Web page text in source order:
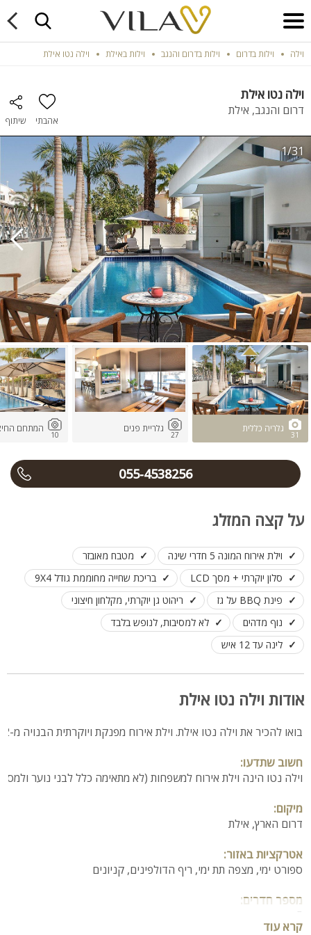
וילה וילות בדרום וילות בדרום והנגב וילות באילת וילה נטו אילת
וילה נטו אילת
דרום והנגב, אילת
אהבתי שיתוף
1/31
31
גלריה כללית
27
גלריית פנים
10
המתחם
055-4538256
על קצה המזלג
וילת אירוח המונה 5 חדרי שינה
מטבח מאובזר
סלון יוקרתי + מסך LCD
בריכת שחייה מחוממת גודל 9X4
פינת BBQ על גז
ריהוט גן יוקרתי, מקלחון חיצוני
נוף מדהים
לא למסיבות, לנופש בלבד
לינה עד 12 איש
אודות וילה נטו אילת
בואו להכיר את וילה נטו אילת. וילת אירוח מפנקת ויוקרתית הבנויה מ-2 מפלסים, מונה כ-5 חדרי שינה, מטבח מאובזר בכל הדרוש, סלון מעוצב, קומה עליונה עם מרפסות נוף וחדרי שינה, יציאה לחצר הכוללת פינת BBQ, ריהוט גן איכותי ובריכת שחייה מפנקת מחוממת ומרהיבה
חשוב שתדעו:
וילה נטו הינה וילת אירוח למשפחות (לא מתאימה כלל לבני נוער
מיקום:
דרום הארץ, אילת
אטרקציות באזור:
ספורט ימי, מצפה תת ימי, ריף הדולפינים, קניונים
מספר חדרים:
4 חדרי רחצה עם מקלחת ושירותים
קרא עוד